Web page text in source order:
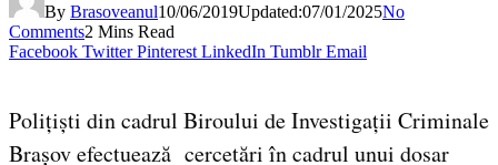
By Brasoveanul10/06/2019Updated:07/01/2025No
Comments2 Mins Read
Facebook Twitter Pinterest LinkedIn Tumblr Email
Polițiști din cadrul Biroului de Investigații Criminale
Brașov efectuează cercetări în cadrul unui dosar